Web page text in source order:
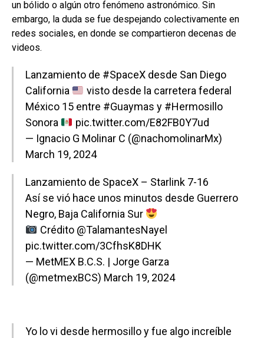
un bólido o algún otro fenómeno astronómico. Sin
embargo, la duda se fue despejando colectivamente en
redes sociales, en donde se compartieron decenas de
videos.
Lanzamiento de #SpaceX desde San Diego
California
visto desde la carretera federal
México 15 entre #Guaymas y #Hermosillo
Sonora
pic.twitter.com/E82FB0Y7ud
— Ignacio G Molinar C (@nachomolinarMx)
March 19, 2024
Lanzamiento de SpaceX – Starlink 7-16
Así se vió hace unos minutos desde Guerrero
Negro, Baja California Sur
Crédito @TalamantesNayel
pic.twitter.com/3CfhsK8DHK
— MetMEX B.C.S. | Jorge Garza
(@metmexBCS) March 19, 2024
Yo lo vi desde hermosillo y fue algo increíble